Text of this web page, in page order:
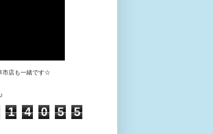
市店も一緒です☆
1 4 0 5 5